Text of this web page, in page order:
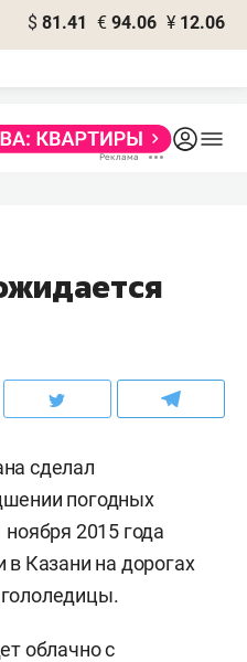
$ 81.41 € 94.06 ¥ 12.06
сделал
погодных
2015 года
в Казани на дорогах
облачно с